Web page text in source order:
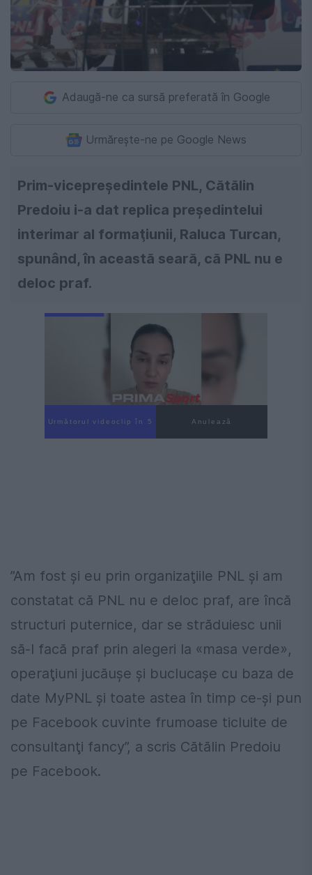
Adaugă-ne ca sursă preferată în Google
Urmărește-ne pe Google News
Prim-vicepreşedintele PNL, Cătălin
Predoiu i-a dat replica preşedintelui
interimar al formaţiunii, Raluca Turcan,
spunând, în această seară, că PNL nu e
deloc praf.
Următorul videoclip în 4 Anulează
”Am fost şi eu prin organizaţiile PNL şi am
constatat că PNL nu e deloc praf, are încă
structuri puternice, dar se străduiesc unii
să-l facă praf prin alegeri la «masa verde»,
operaţiuni jucăușe şi buclucaşe cu baza de
date MyPNL şi toate astea în timp ce-şi pun
pe Facebook cuvinte frumoase ticluite de
consultanţi fancy”, a scris Cătălin Predoiu
pe Facebook.